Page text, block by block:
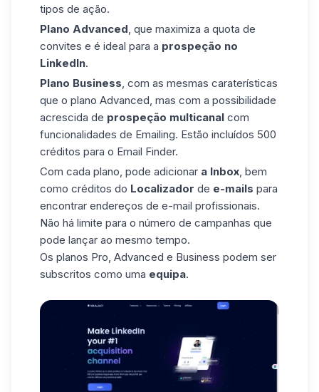
tipos de ação.
Plano Advanced, que maximiza a quota de
convites e é ideal para a prospeção no
LinkedIn.
Plano Business, com as mesmas caraterísticas
que o plano Advanced, mas com a possibilidade
acrescida de prospeção multicanal com
funcionalidades de Emailing. Estão incluídos 500
créditos para o Email Finder.
Com cada plano, pode adicionar a Inbox , bem
como créditos do Localizador de e-mails para
encontrar endereços de e-mail profissionais.
Não há limite para o número de campanhas que
pode lançar ao mesmo tempo.
Os planos Pro, Advanced e Business podem ser
subscritos como uma equipa.